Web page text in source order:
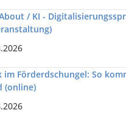
/ KI -
im Förderdschungel: So
(online)